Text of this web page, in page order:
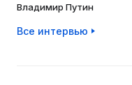
Владимир Путин
Все интервью